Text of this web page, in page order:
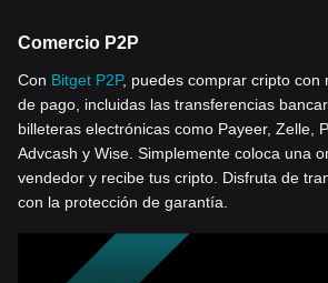
Comercio P2P
Con Bitget P2P, puedes comprar cripto con
de pago, incluidas las transferencias
billeteras electrónicas como Payeer, Zelle,
Advcash y Wise. Simplemente coloca una
vendedor y recibe tus cripto. Disfruta de
con la protección de garantía.